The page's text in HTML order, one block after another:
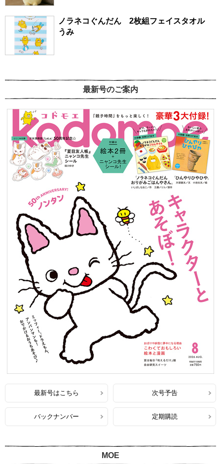
ノラネコぐんだん 2枚組フェイスタオル
うみ
最新号のご案内
最新号はこちら 次号予告
バックナンバー 定期購読
MOE